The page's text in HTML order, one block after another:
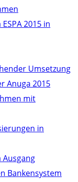
2015 in
Umsetzung
Anuga 2015
mit
in
Bankensystem